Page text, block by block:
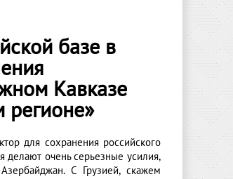
базе в
Кавказе
регионе»
для сохранения российского
делают очень серьезные усилия,
С Грузией, скажем